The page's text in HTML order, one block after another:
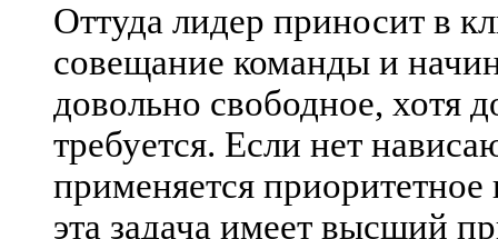
Оттуда лидер приносит в
совещание команды и
довольно свободное, хотя
требуется. Если нет
применяется приоритетное
эта задача имеет высший